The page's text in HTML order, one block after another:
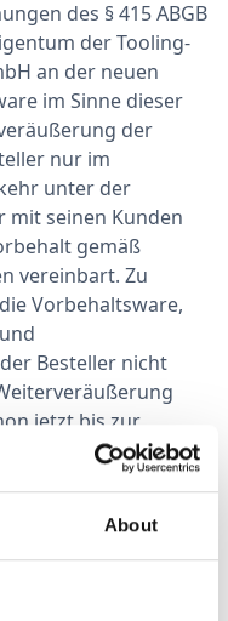
About
des § 415 ABGB
der Tooling-
an der neuen
im Sinne dieser
der
nur im
unter der
mit seinen Kunden
gemäß
vereinbart. Zu
Vorbehaltsware,
Besteller nicht
jetzt bis zur
der Tooling-
die ihm aus der
seine Kunden mit
Components